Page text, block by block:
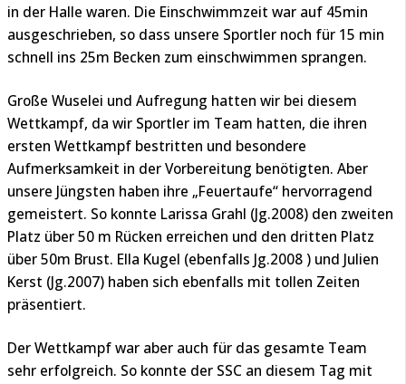
in der Halle waren. Die Einschwimmzeit war auf 45min
ausgeschrieben, so dass unsere Sportler noch für 15 min
schnell ins 25m Becken zum einschwimmen sprangen.
Große Wuselei und Aufregung hatten wir bei diesem
Wettkampf, da wir Sportler im Team hatten, die ihren
ersten Wettkampf bestritten und besondere
Aufmerksamkeit in der Vorbereitung benötigten. Aber
unsere Jüngsten haben ihre „Feuertaufe“ hervorragend
gemeistert. So konnte Larissa Grahl (Jg.2008) den zweiten
Platz über 50 m Rücken erreichen und den dritten Platz
über 50m Brust. Ella Kugel (ebenfalls Jg.2008 ) und Julien
Kerst (Jg.2007) haben sich ebenfalls mit tollen Zeiten
präsentiert.
Der Wettkampf war aber auch für das gesamte Team
sehr erfolgreich. So konnte der SSC an diesem Tag mit